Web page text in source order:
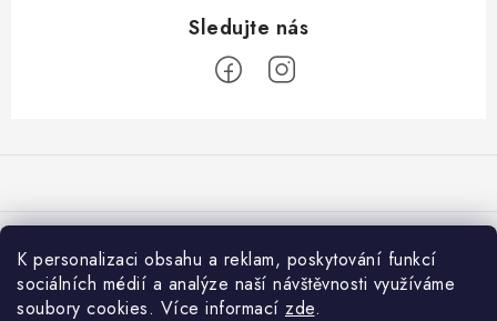
K personalizaci obsahu a reklam, poskytování funkcí
sociálních médií a analýze naší návštěvnosti využíváme
soubory cookies. Více informací zde.
a
Co je nového na 001shop